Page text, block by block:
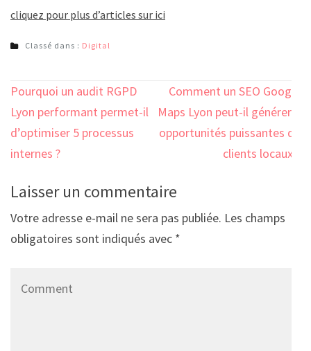
cliquez pour plus d’articles sur ici
Classé dans : Digital
Navigation
de
l’article
Pourquoi un audit RGPD
Lyon performant permet-il
d’optimiser 5 processus
internes ?
Comment un SEO Google
Maps Lyon peut-il générer 3
opportunités puissantes de
clients locaux ?
Laisser un commentaire
Votre adresse e-mail ne sera pas publiée. Les champs
obligatoires sont indiqués avec *